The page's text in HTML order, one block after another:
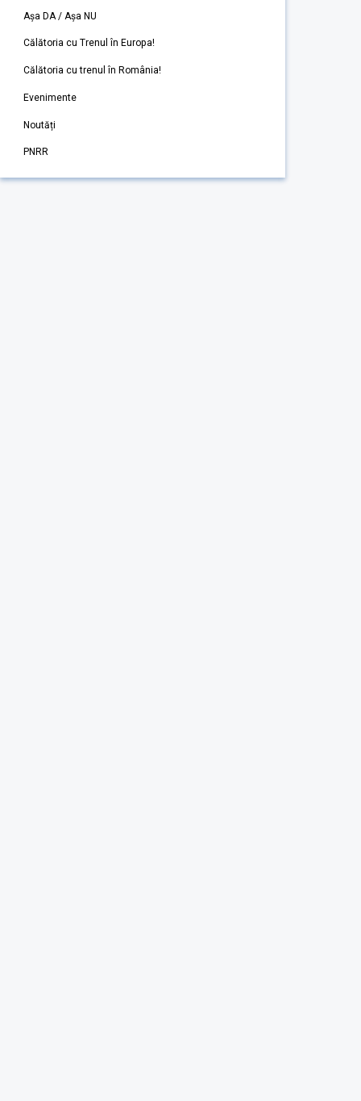
Așa DA / Așa NU
Călătoria cu Trenul în Europa!
Călătoria cu trenul în România!
Evenimente
Noutăți
PNRR